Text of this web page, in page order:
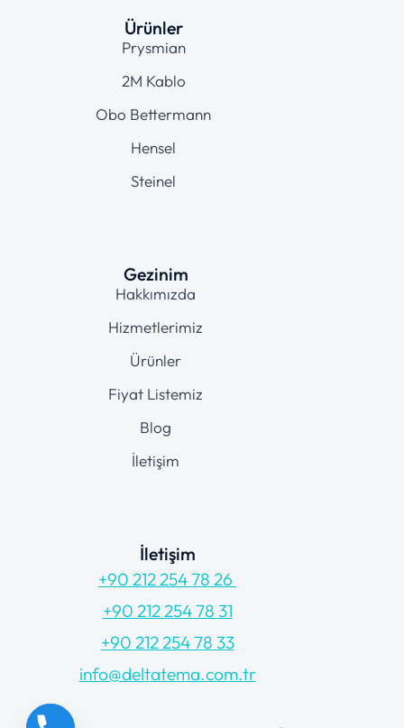
Ürünler
Prysmian
2M Kablo
Obo Bettermann
Hensel
Steinel
Gezinim
Hakkımızda
Hizmetlerimiz
Ürünler
Fiyat Listemiz
Blog
İletişim
İletişim
+90 212 254 78 26
+90 212 254 78 31
+90 212 254 78 33
info@deltatema.com.tr